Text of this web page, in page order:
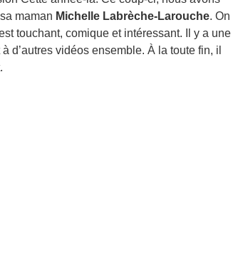
maman Michelle Labrèche-Larouche. On
touchant, comique et intéressant. Il y a une
d’autres vidéos ensemble. À la toute fin, il